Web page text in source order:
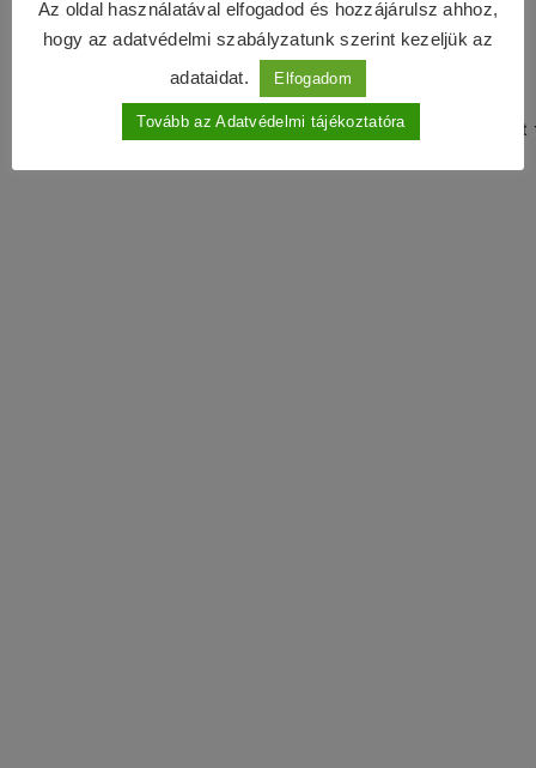
Az oldal használatával elfogadod és hozzájárulsz ahhoz,
hogy az adatvédelmi szabályzatunk szerint kezeljük az
adataidat.
Elfogadom
Tovább az Adatvédelmi tájékoztatóra